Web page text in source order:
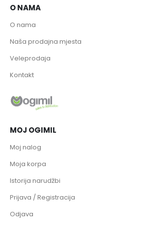
O NAMA
O nama
Naša prodajna mjesta
Veleprodaja
Kontakt
MOJ OGIMIL
Moj nalog
Moja korpa
Istorija narudžbi
Prijava / Registracija
Odjava